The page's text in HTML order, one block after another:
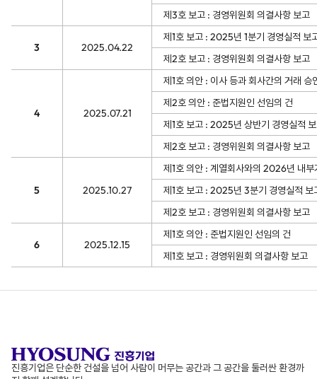
제3호 보고 : 경영위원회 의결사항 보고
3 2025.04.22
제1호 보고 : 2025년 1분기 경영실적 보
제2호 보고 : 경영위원회 의결사항 보고
4 2025.07.21
제1호 의안 : 이사 등과 회사간의 거래 승
제2호 의안 : 준법지원인 선임의 건
제1호 보고 : 2025년 상반기 경영실적
제2호 보고 : 경영위원회 의결사항 보고
5 2025.10.27
제1호 의안 : 계열회사와의 2026년 내부
제1호 보고 : 2025년 3분기 경영실적 보
제2호 보고 : 경영위원회 의결사항 보고
6 2025.12.15
제1호 의안 : 준법지원인 선임의 건
제1호 보고 : 경영위원회 의결사항 보고
진흥기업은 단순한 건설을 넘어 사람이 머무는 공간과그 공간을 둘러싼 환경까